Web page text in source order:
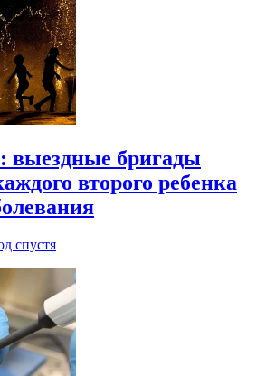
бригады
второго ребенка
спустя